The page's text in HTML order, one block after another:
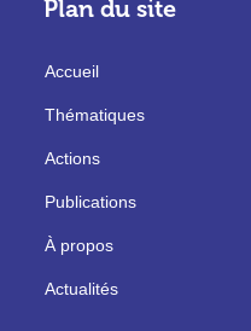
Plan du site
Accueil
Thématiques
Actions
Publications
À propos
Actualités